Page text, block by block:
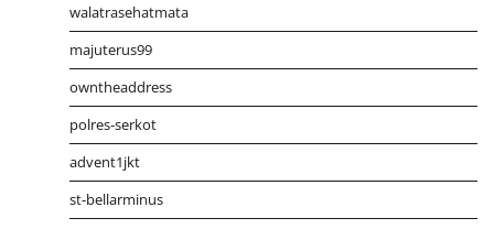
walatrasehatmata
majuterus99
owntheaddress
polres-serkot
advent1jkt
st-bellarminus